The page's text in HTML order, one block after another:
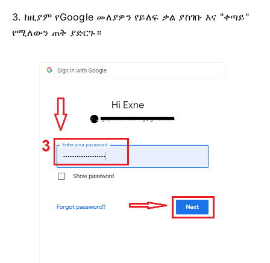
3. ከዚያም የGoogle መለያዎን የይለፍ ቃል ያስገቡ እና "ቀጣይ"
የሚለውን ጠቅ ያድርጉ።